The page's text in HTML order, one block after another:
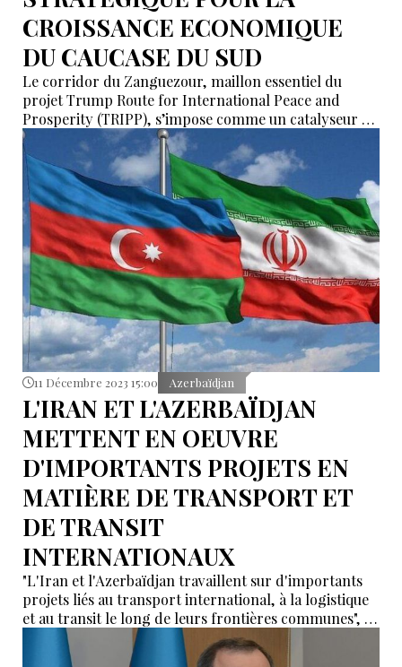
CROISSANCE ECONOMIQUE
DU CAUCASE DU SUD
Le corridor du Zanguezour, maillon essentiel du
projet Trump Route for International Peace and
Prosperity (TRIPP), s’impose comme un catalyseur de
transformation économique pour le Caucase du Sud.
11 Décembre 2023 15:00 Azerbaïdjan
L'IRAN ET L'AZERBAÏDJAN
METTENT EN OEUVRE
D'IMPORTANTS PROJETS EN
MATIÈRE DE TRANSPORT ET
DE TRANSIT
INTERNATIONAUX
"L'Iran et l'Azerbaïdjan travaillent sur d'importants
projets liés au transport international, à la logistique
et au transit le long de leurs frontières communes", a
déclaré le vice-ministre iranien des routes et du
développement urbain, Shahriar Afandizadeh.